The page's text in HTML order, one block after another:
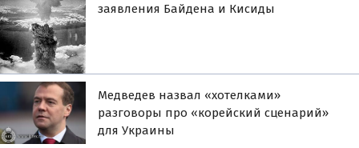
заявления Байдена и Кисиды
Медведев назвал «хотелками»
разговоры про «корейский сценарий»
для Украины